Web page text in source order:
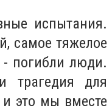
испытания.
самое тяжелое
погибли люди.
трагедия для
это мы вместе